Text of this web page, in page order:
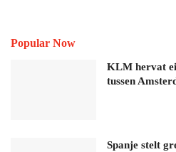
Popular Now
KLM hervat
tussen
Spanje stelt